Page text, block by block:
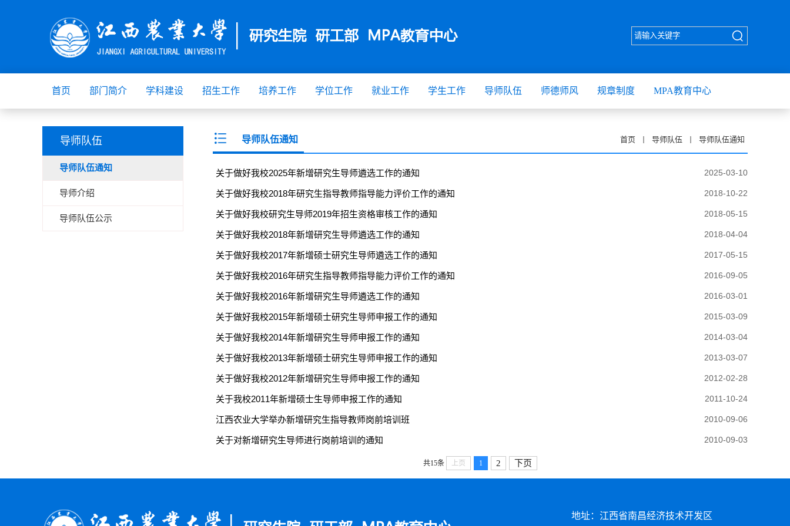
首页 部门简介 学科建设 招生工作 培养工作 学位工作 就业工作 学生工作 导师队伍 师德师风 规章制度 MPA教育中心
导师队伍
导师队伍通知
导师介绍
导师队伍公示
导师队伍通知 首页 导师队伍 导师队伍通知
关于做好我校2025年新增研究生导师遴选工作的通知 2025-03-10
关于做好我校2018年研究生指导教师指导能力评价工作的通知 2018-10-22
关于做好我校研究生导师2019年招生资格审核工作的通知 2018-05-15
关于做好我校2018年新增研究生导师遴选工作的通知 2018-04-04
关于做好我校2017年新增硕士研究生导师遴选工作的通知 2017-05-15
关于做好我校2016年研究生指导教师指导能力评价工作的通知 2016-09-05
关于做好我校2016年新增研究生导师遴选工作的通知 2016-03-01
关于做好我校2015年新增硕士研究生导师申报工作的通知 2015-03-09
关于做好我校2014年新增研究生导师申报工作的通知 2014-03-04
关于做好我校2013年新增硕士研究生导师申报工作的通知 2013-03-07
关于做好我校2012年新增研究生导师申报工作的通知 2012-02-28
关于我校2011年新增硕士生导师申报工作的通知 2011-10-24
江西农业大学举办新增研究生指导教师岗前培训班 2010-09-06
关于对新增研究生导师进行岗前培训的通知 2010-09-03
共15条 上页 1 2 下页
地址：江西省南昌经济技术开发区